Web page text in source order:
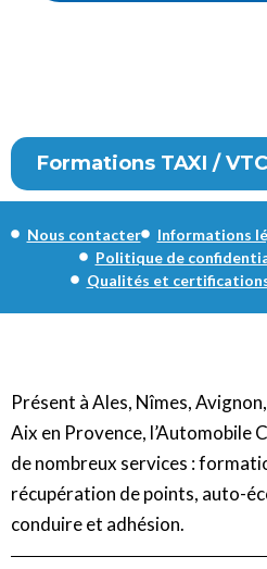
Formations TAXI / VTC
Nous contacter Informations
Politique de
Qualités et
Présent à Ales, Nîmes,
Aix en Provence, l’Automobile
de nombreux services :
récupération de points, auto-
conduire et adhésion.